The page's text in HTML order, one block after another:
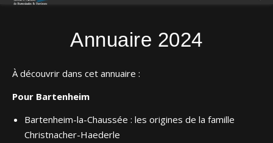
Annuaire 2024
À découvrir dans cet annuaire :
Pour Bartenheim
Bartenheim-la-Chaussée : les origines de la famille
Christnacher-Haederle